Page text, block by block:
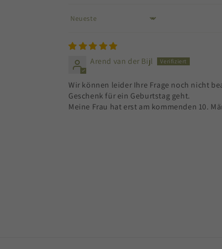
Sort by
Arend van der Bijl
Wir können leider Ihre Frage noch nicht
Geschenk für ein Geburtstag geht.
Meine Frau hat erst am kommenden 10.